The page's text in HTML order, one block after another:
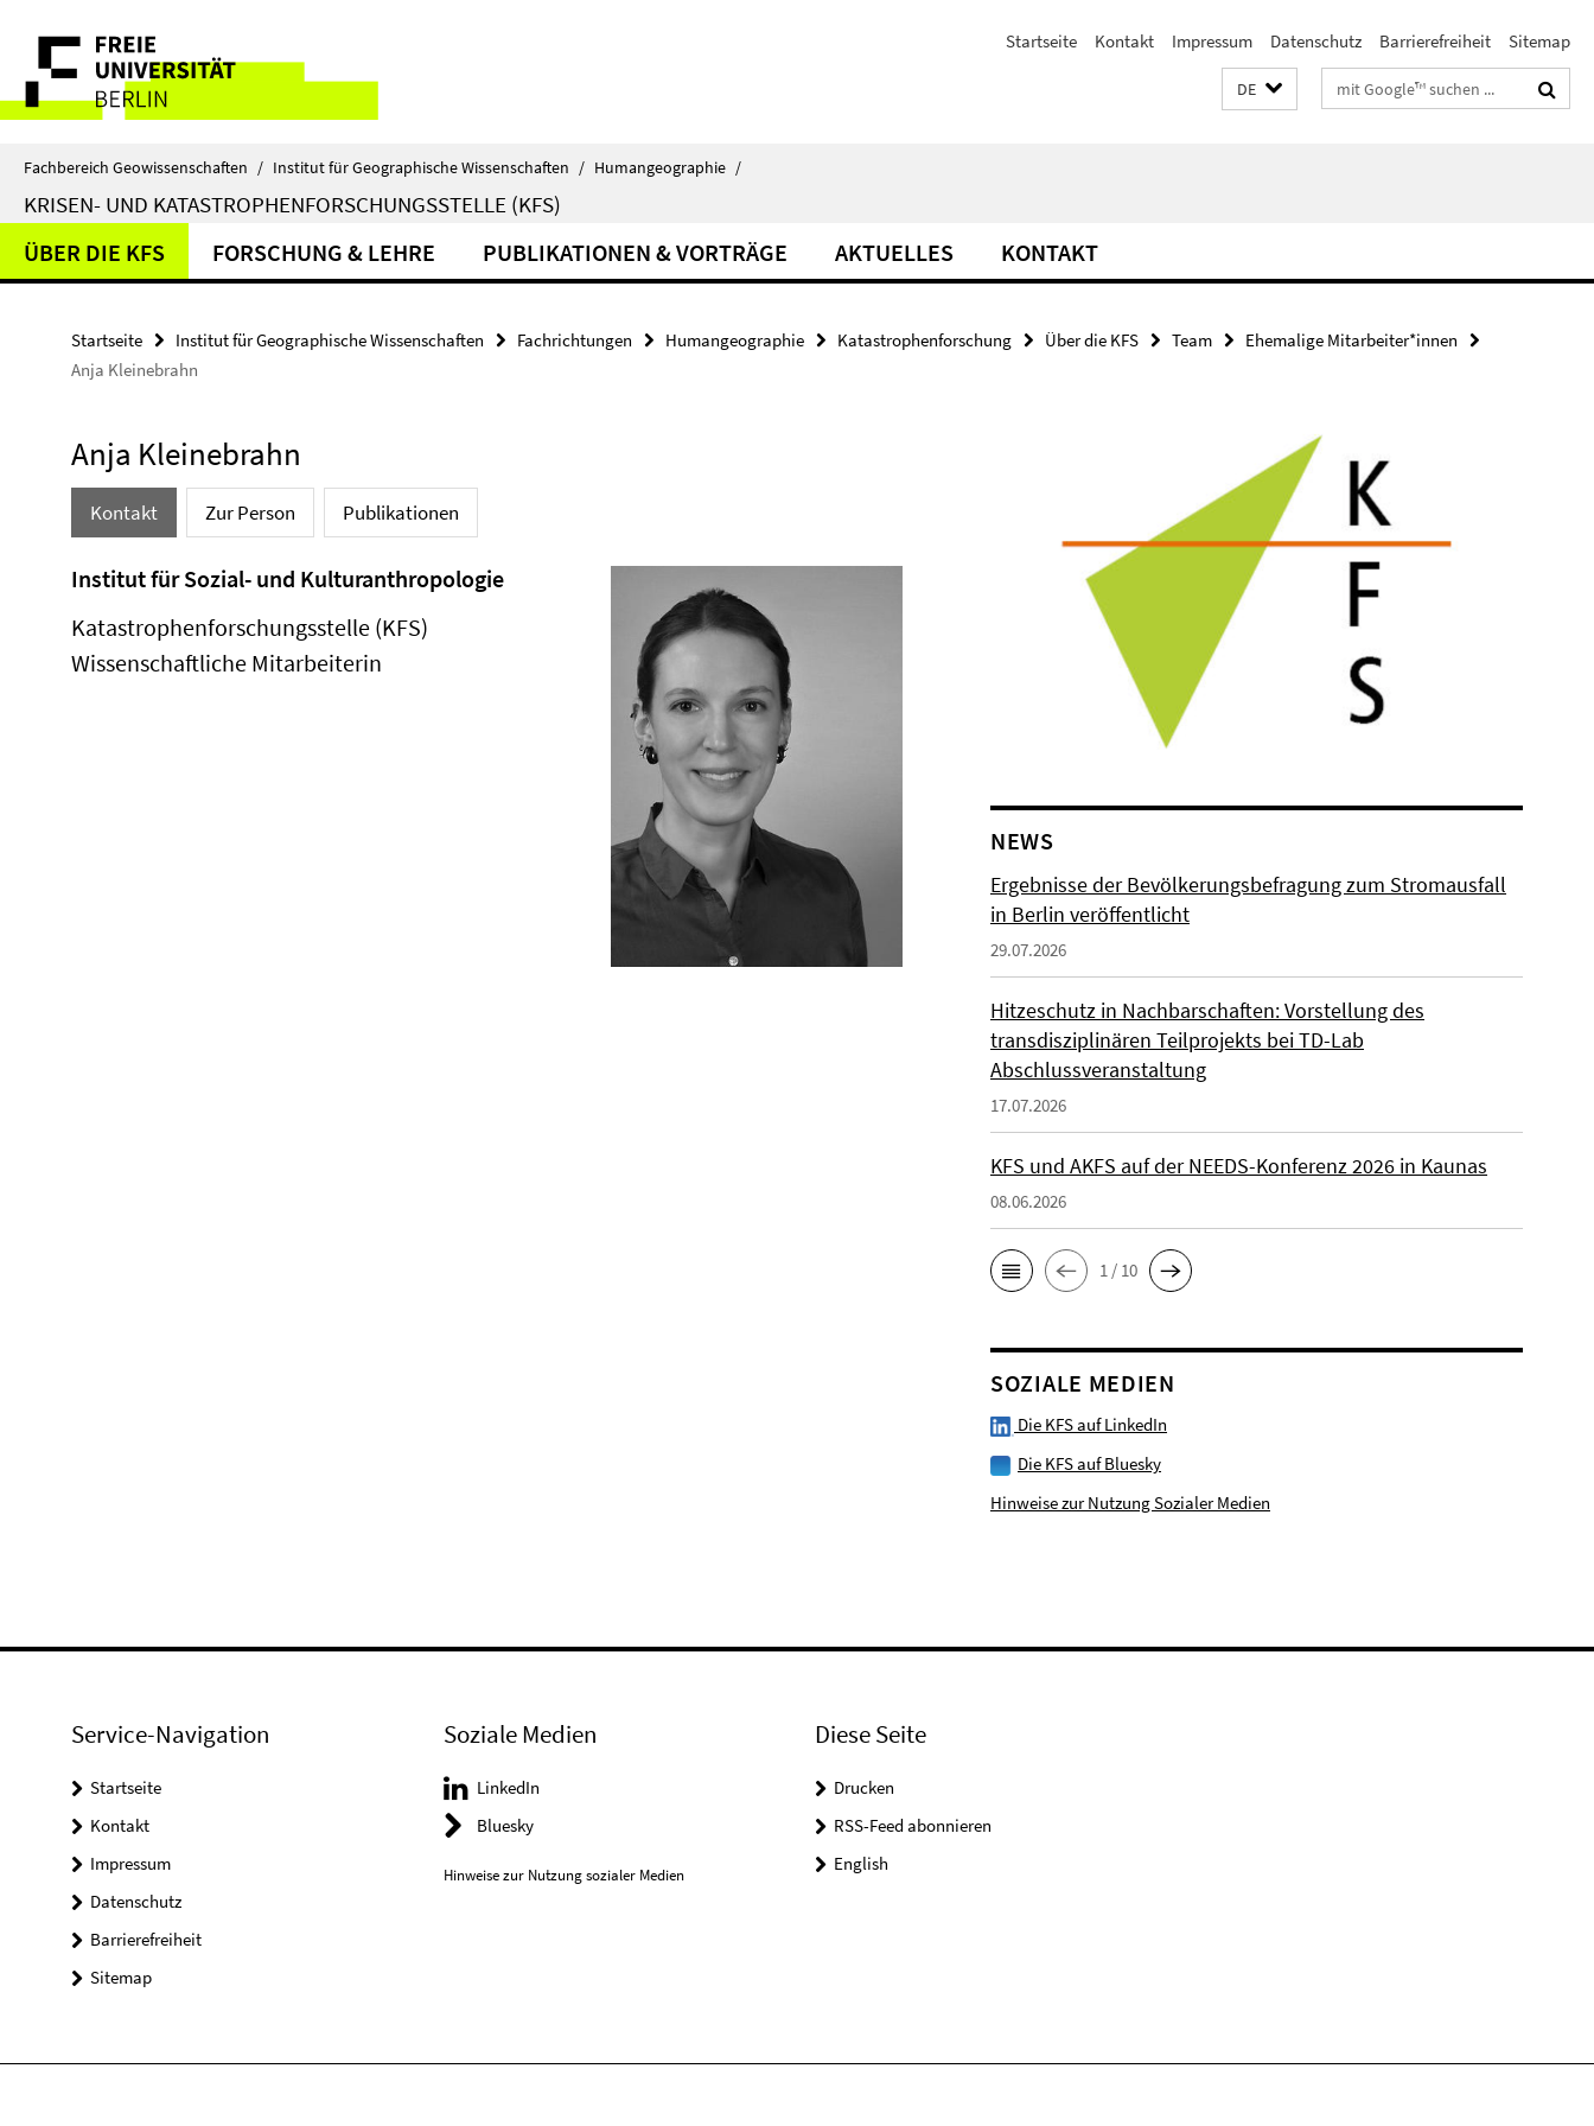
direkt
Inhalt
Service-
Navigation
Startseite Kontakt Impressum Datenschutz Barrierefreiheit Sitemap
DE Suchbegriffe
Fachbereich Geowissenschaften / Institut für Geographische Wissenschaften / Humangeographie /
KRISEN- UND KATASTROPHENFORSCHUNGSSTELLE (KFS)
ÜBER DIE KFS FORSCHUNG & LEHRE PUBLIKATIONEN & VORTRÄGE AKTUELLES KONTAKT
Startseite Institut für Geographische Wissenschaften Fachrichtungen Humangeographie Katastrophenforschung Über die KFS Team
Ehemalige Mitarbeiter*innen
Anja Kleinebrahn
Anja Kleinebrahn
Kontakt Zur Person Publikationen
Institut für Sozial- und Kulturanthropologie
Katastrophenforschungsstelle (KFS)
Wissenschaftliche Mitarbeiterin
NEWS
Ergebnisse der Bevölkerungsbefragung zum Stromausfall
in Berlin veröffentlicht
29.07.2026
Hitzeschutz in Nachbarschaften: Vorstellung des
transdisziplinären Teilprojekts bei TD-Lab
Abschlussveranstaltung
17.07.2026
KFS und AKFS auf der NEEDS-Konferenz 2026 in Kaunas
08.06.2026
1 / 10
SOZIALE MEDIEN
Die KFS auf LinkedIn
Die KFS auf Bluesky
Hinweise zur Nutzung Sozialer Medien
Service-Navigation
Startseite
Kontakt
Impressum
Datenschutz
Barrierefreiheit
Sitemap
Soziale Medien
LinkedIn
Bluesky
Hinweise zur Nutzung sozialer Medien
Diese Seite
Drucken
RSS-Feed abonnieren
English